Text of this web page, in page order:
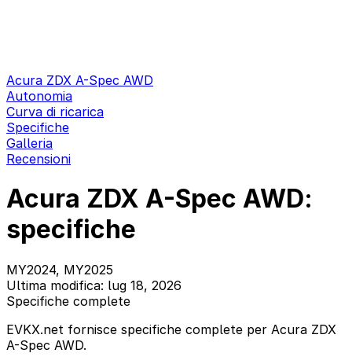
Acura ZDX A-Spec AWD
Autonomia
Curva di ricarica
Specifiche
Galleria
Recensioni
Acura ZDX A-Spec AWD:
specifiche
MY2024, MY2025
Ultima modifica: lug 18, 2026
Specifiche complete
EVKX.net fornisce specifiche complete per Acura ZDX
A-Spec AWD.